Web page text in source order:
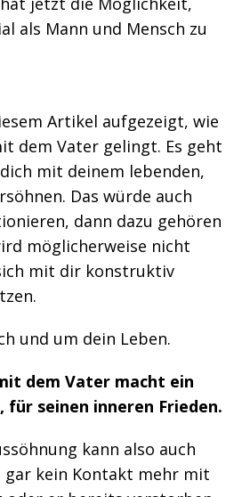
als Mann und Mensch zu
Artikel aufgezeigt, wie
dem Vater gelingt. Es geht
mit deinem lebenden,
Das würde auch
dann dazu gehören
möglicherweise nicht
mit dir konstruktiv
und um dein Leben.
dem Vater macht ein
für seinen inneren Frieden.
kann also auch
gar kein Kontakt mehr mit